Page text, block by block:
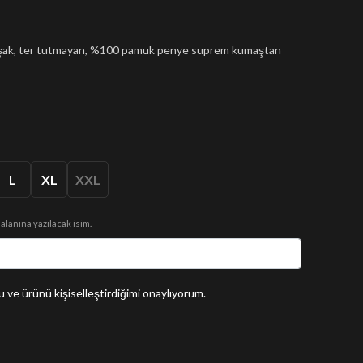
ter tutmayan, %100 pamuk penye suprem kumaştan
L XL XXL
yazılacak isim.
ve ürünü kişiselleştirdiğimi onaylıyorum.